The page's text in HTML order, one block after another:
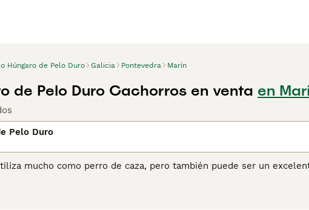
Húngaro de Pelo Duro Galicia Pontevedra Marín
de Pelo Duro Cachorros en venta en
Pelo Duro
mucho como perro de caza, pero también puede ser un
gran resistencia. Consulta nuestra página de consejos sobre el